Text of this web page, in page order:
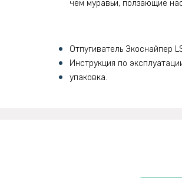
чем муравьи, ползающие
Отпугиватель Экоснайпер
Инструкция по
упаковка.